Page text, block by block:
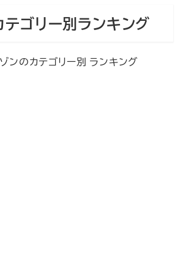
ゴリー別ランキング
ンのカテゴリー別 ランキング